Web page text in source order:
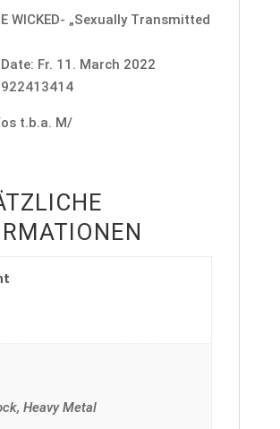
WICKED- „Sexually Transmitted
Fr. 11. March 2022
t.b.a. M/
Heavy Metal